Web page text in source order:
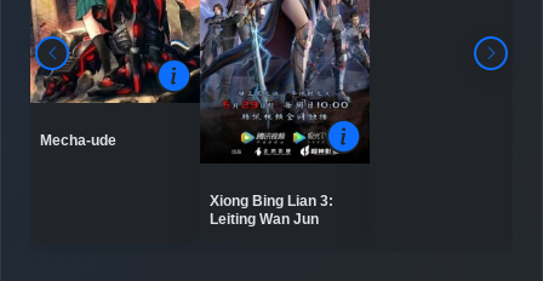
Mecha-ude
Xiong Bing Lian 3:
Leiting Wan Jun